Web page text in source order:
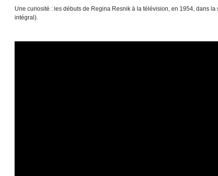
Une curiosité : les débuts de Regina Resnik à la télévision, en 1954, dans
intégral).